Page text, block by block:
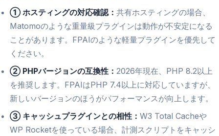
① ホスティングの対応確認： 共有ホスティングの場合、
Matomoのような重量級プラグインは動作が不安定になる
ことがあります。FPAIのような軽量プラグインを優先して
ください。
② PHPバージョンの互換性： 2026年現在、PHP 8.2以上
を推奨します。FPAIはPHP 7.4以上に対応していますが、
新しいバージョンのほうがパフォーマンスが向上します。
③ キャッシュプラグインとの相性： W3 Total Cacheや
WP Rocketを使っている場合、計測スクリプトをキャッシ